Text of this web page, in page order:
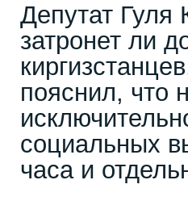
Депутат Гуля
затронет ли
пояснил, что
социальных
часа и